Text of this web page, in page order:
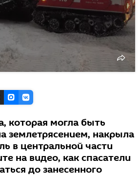
которая могла быть
землетрясением, накрыла
в центральной части
на видео, как спасатели
до занесенного